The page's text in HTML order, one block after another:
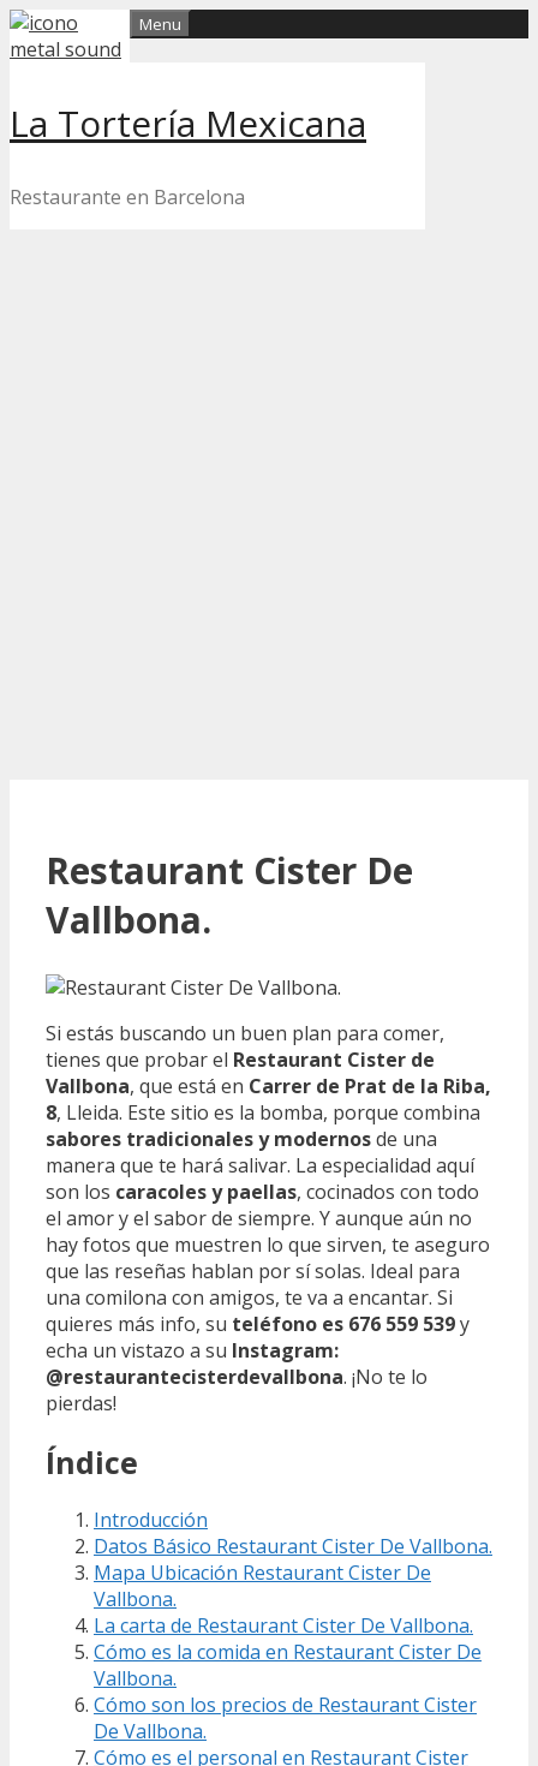
Skip
to
La Tortería Mexicana
Restaurante en Barcelona
Menu
Restaurant Cister De
Vallbona.
Si estás buscando un buen plan para comer,
tienes que probar el Restaurant Cister de
Vallbona, que está en Carrer de Prat de la Riba,
8, Lleida. Este sitio es la bomba, porque combina
sabores tradicionales y modernosde una
manera que te hará salivar. La especialidad aquí
son los caracoles y paellas, cocinados con todo
el amor y el sabor de siempre. Y aunque aún no
hay fotos que muestren lo que sirven, te aseguro
que las reseñas hablan por sí solas. Ideal para
una comilona con amigos, te va a encantar. Si
quieres más info, su teléfono es 676 559 539y
echa un vistazo a su Instagram:
@restaurantecisterdevallbona. ¡No te lo
pierdas!
Índice
Introducción
Datos Básico Restaurant Cister De Vallbona.
Mapa Ubicación Restaurant Cister De
Vallbona.
La carta de Restaurant Cister De Vallbona.
Cómo es la comida en Restaurant Cister De
Vallbona.
Cómo son los precios de Restaurant Cister
De Vallbona.
Cómo es el personal en Restaurant Cister